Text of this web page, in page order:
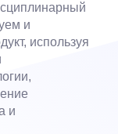
и
используя
и